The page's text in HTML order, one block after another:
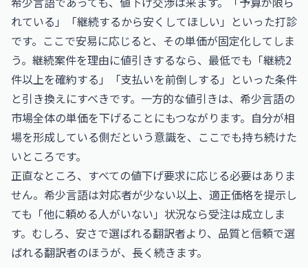
れている」「継続するから安くしてほしい」といった打診
です。ここで安易に応じると、その単価が固定化してしま
う。継続案件を理由に値引きするなら、最低でも「継続2
件以上を確約する」「支払いを前倒しする」といった条件
と引き換えにすべきです。一方的な値引きは、希少言語の
市場全体の単価を下げることにもつながります。自分が相
場を形成している側だという意識を、ここでも持ち続けた
いところです。
正直なところ、すべての値下げ要求に応じる必要はありま
せん。希少言語は対応者が少ない以上、適正価格を提示し
ても「他に頼める人がいない」状況なら受注は成立しま
す。むしろ、安さで選ばれる翻訳者より、品質と信頼で選
ばれる翻訳者のほうが、長く続きます。